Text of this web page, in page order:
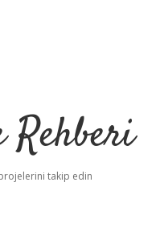
takip edin